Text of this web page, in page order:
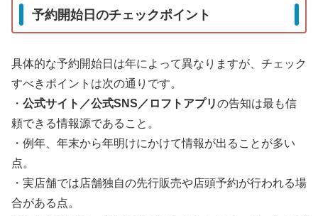
予約開始日のチェックポイント
具体的な予約開始日は年によって異なりますが、チェック
すべきポイントは次の通りです。
・ 公式サイト／公式SNS／ロフトアプリの告知は最も信
頼できる情報源であること。
・例年、年末から年明けにかけて情報が出ることが多い
点。
・実店舗では店舗独自の先行販売や店頭予約が行われる場
合がある点。